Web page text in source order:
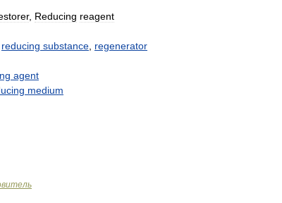
, Reducing reagent
reducing substance regenerator
agent
medium